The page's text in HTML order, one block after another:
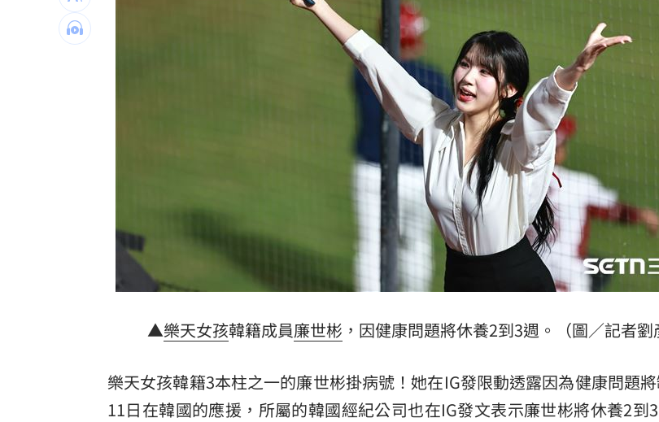
印航班機急墜釀17人傷 傳機長藥檢陽性 22:30
22:26
36歲男腹痛狂吐9天 醫驚見胃有180根鐵釘 22:24
新／「肥大叔」8/11直播突喊卡 原因曝光 22:23
AI設計16種病毒對抗超級細菌 專家揭隱憂 22:20
台灣彩券開獎直播中
LIVE三立+24小時直播
三立iNEWS新聞台線上直播
商場戰國來臨 台中「頂奢大道」逐漸成形 12:00
「拍片人的多重宇宙」職涯論壇9/12登場！ 10:30
▲樂天女孩韓籍成員廉世彬 ，因健康問題將休養2到3週。（圖／記者劉
樂天女孩韓籍3本柱之一的廉世彬掛病號！她在IG發限動透露因為健康問題
11日在韓國的應援，所屬的韓國經紀公司也在IG發文表示廉世彬將休養2到